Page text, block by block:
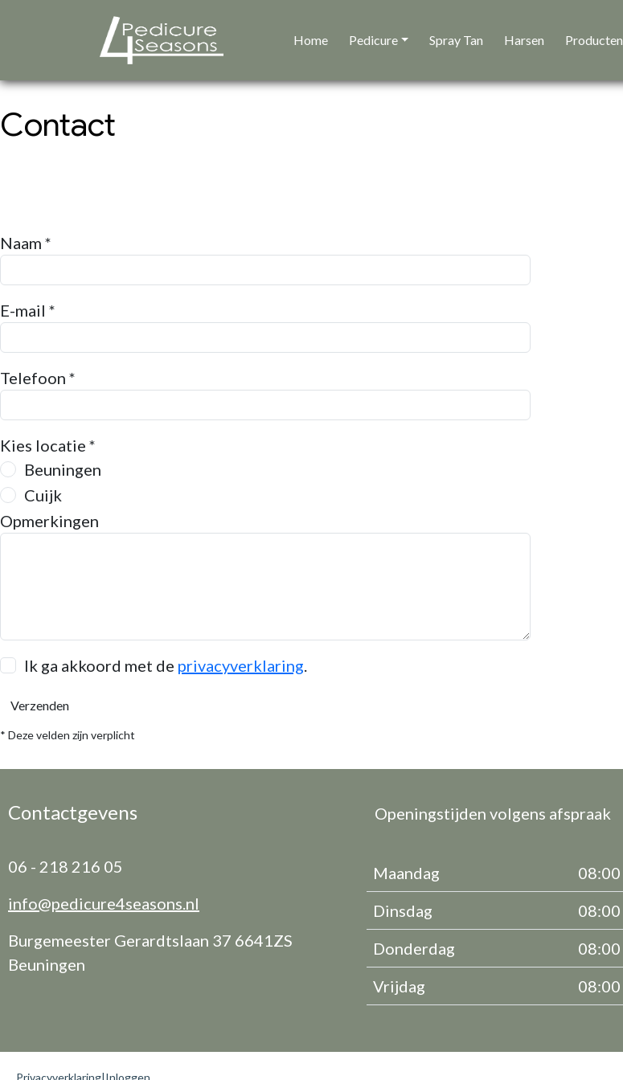
Home Pedicure Spray Tan Harsen Producten
Contact
Naam *
E-mail *
Telefoon *
Kies locatie *
Beuningen
Cuijk
Opmerkingen
Ik ga akkoord met de privacyverklaring.
Verzenden
* Deze velden zijn verplicht
Contactgevens
06 - 218 216 05
info@pedicure4seasons.nl
Burgemeester Gerardtslaan 37 6641ZS
Beuningen
Openingstijden volgens afspraak
Maandag 08:00
Dinsdag
08:00
Donderdag
08:00
Vrijdag
08:00
Privacyverklaring|Inloggen